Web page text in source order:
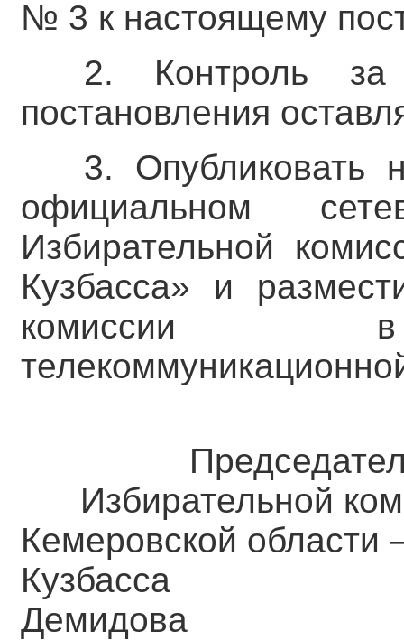
№ 3 к настоящему
2. Контроль за
постановления
3. Опубликовать
официальном
Избирательной
Кузбасса» и
комиссии в
Избирательной
Кемеровской области
Демидова